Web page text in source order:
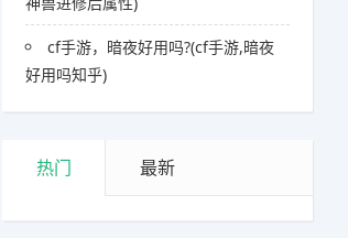
cf手游，暗夜好用吗?(cf手游,暗夜
好用吗知乎)
热门 最新